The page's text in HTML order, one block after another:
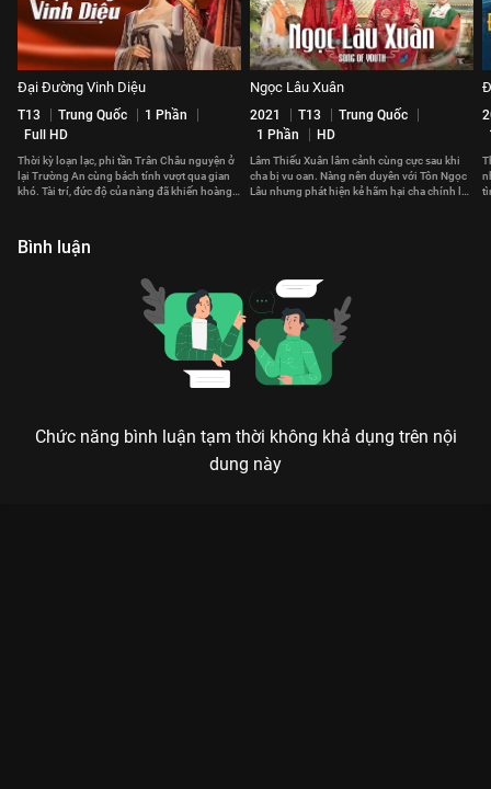
Đại Đường Vinh Diệu
T13 Trung Quốc
1 Phần
Full HD
Thời kỳ loạn lạc, phi tần Trân Châu nguyện ở
lại Trường An cùng bách tính vượt qua gian
khó. Tài trí, đức độ của nàng đã khiến hoàng
Ngọc Lâu Xuân
2021 T13
Trung Quốc
1 Phần
HD
Lâm Thiếu Xuân lâm cảnh cùng cực sau khi
cha bị vu oan. Nàng nên duyên với Tôn Ngọc
Lâu nhưng phát hiện kẻ hãm hại cha chính là
Bình luận
Chức năng bình luận tạm thời không khả dụng trên nội
dung này